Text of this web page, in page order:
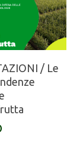
/ Le